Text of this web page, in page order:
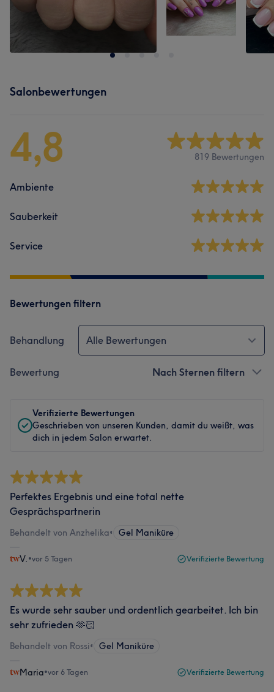
Salonbewertungen
4,8 819 Bewertungen
Ambiente
Sauberkeit
Service
Bewertungen filtern
Behandlung Alle Bewertungen
Bewertung Nach Sternen filtern
Verifizierte Bewertungen
Geschrieben von unseren Kunden, damit du weißt, was
dich in jedem Salon erwartet.
Perfektes Ergebnis und eine total nette
Gesprächspartnerin
Behandelt von Anzhelika• Gel Maniküre
V. •vor 5 Tagen Verifizierte Bewertung
Es wurde sehr sauber und ordentlich gearbeitet. Ich bin
sehr zufrieden 🫶🏻
Behandelt von Rossi• Gel Maniküre
Maria•vor 6 Tagen Verifizierte Bewertung